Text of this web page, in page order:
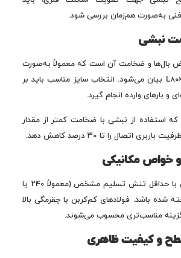
فنی به‌صورت هم‌زمان بررسی شود.
بال‌ها و ضخامت آن است که معمولاً به‌صورت
L50×50×5 یا L80×80×8 بیان می‌شود. انتخاب سایز مناسب باید بر
و بارهای وارده انجام گیرد.
استفاده از نبشی با ضخامت کمتر از مقدار
اتصال را تا ۳۰ درصد کاهش دهد.
نبشی باید از فولادی با حداقل تنش تسلیم مشخص (معمولاً 240 یا
شده باشد. فولادهای کم‌کربن با چقرمگی بالا
گزینه مناسب‌تری محسوب می‌شوند.